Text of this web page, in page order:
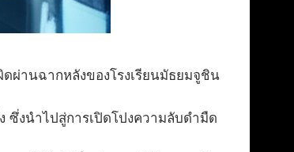
ผ่านฉากหลังของโรงเรียนมัธยมจูชิน
ซึ่งนำไปสู่การเปิดโปงความลับดำมืด